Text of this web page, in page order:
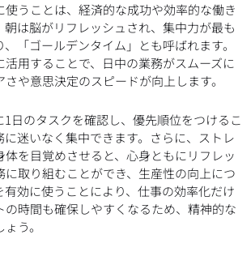
うことは、経済的な成功や効率的な働き
は脳がリフレッシュされ、集中力が最も
「ゴールデンタイム」とも呼ばれます。
活用することで、日中の業務がスムーズに
や意思決定のスピードが向上します。
1日のタスクを確認し、優先順位をつけるこ
に迷いなく集中できます。さらに、ストレ
体を目覚めさせると、心身ともにリフレッ
に取り組むことができ、生産性の向上につ
有効に使うことにより、仕事の効率化だけ
の時間も確保しやすくなるため、精神的な
う。